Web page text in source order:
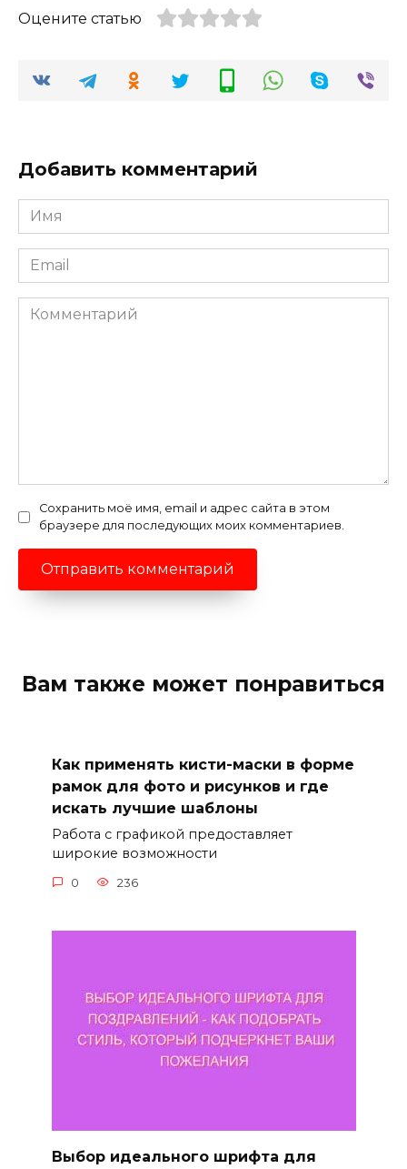
Оцените статью
Добавить комментарий
Имя
*
Email
*
Комментарий
Сохранить моё имя, email и адрес сайта в этом
браузере для последующих моих комментариев.
Вам также может понравиться
Как применять кисти-маски в форме
рамок для фото и рисунков и где
искать лучшие шаблоны
Работа с графикой предоставляет
широкие возможности
0 236
Выбор идеального шрифта для